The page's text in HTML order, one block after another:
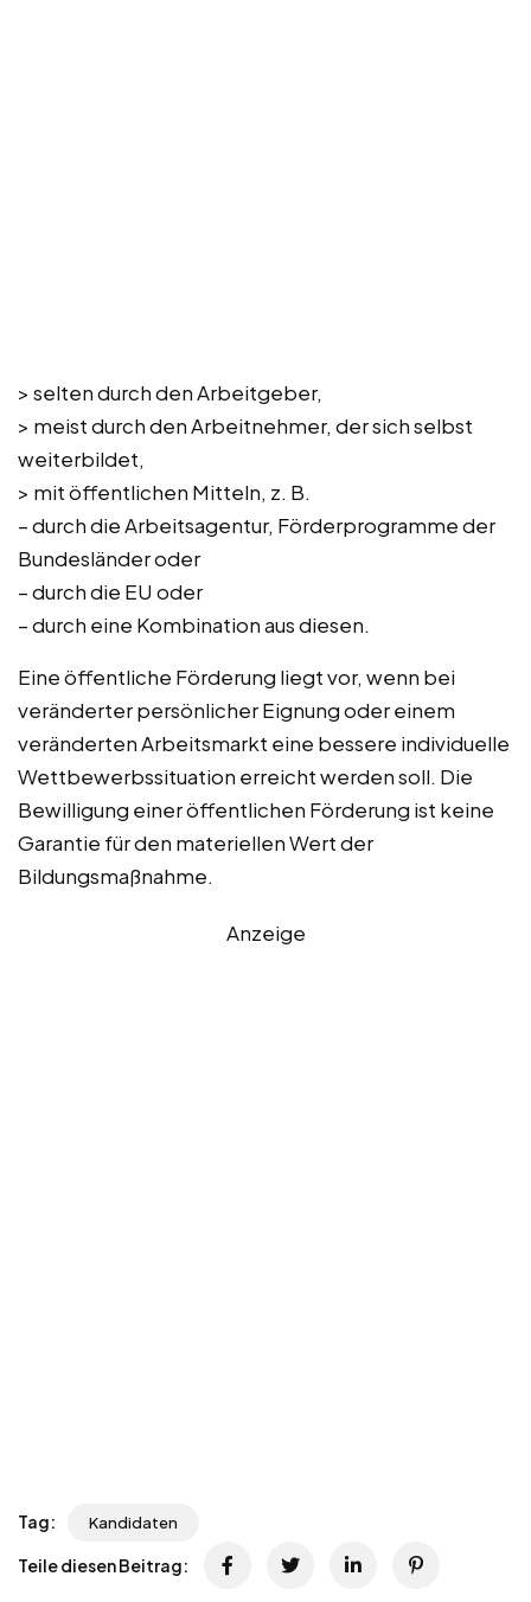
> selten durch den Arbeitgeber,
> meist durch den Arbeitnehmer, der sich selbst
weiterbildet,
> mit öffentlichen Mitteln, z. B.
– durch die Arbeitsagentur, Förderprogramme der
Bundesländer oder
– durch die EU oder
– durch eine Kombination aus diesen.
Eine öffentliche Förderung liegt vor, wenn bei
veränderter persönlicher Eignung oder einem
veränderten Arbeitsmarkt eine bessere individuelle
Wettbewerbssituation erreicht werden soll. Die
Bewilligung einer öffentlichen Förderung ist keine
Garantie für den materiellen Wert der
Bildungsmaßnahme.
Anzeige
Tag: Kandidaten
Teile diesen Beitrag: